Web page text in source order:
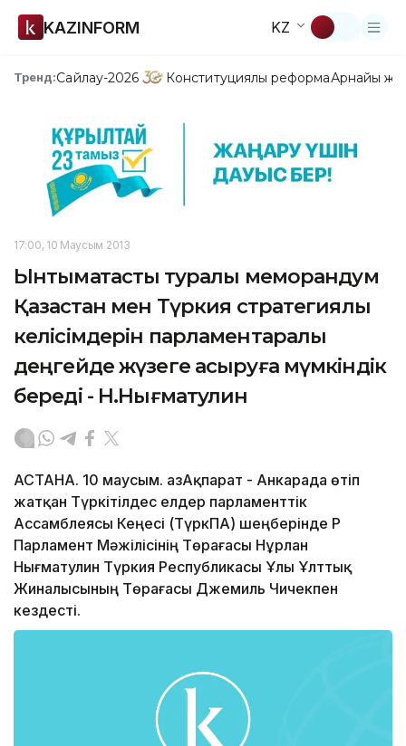
KAZINFORM KZ
Тренд:Сайлау-2026 Конституциялық реформаАрнайы
17:00, 10 Маусым 2013
Ынтымақтастық туралы меморандум
Қазақстан мен Түркия стратегиялық
келісімдерін парламентаралық
деңгейде жүзеге асыруға мүмкіндік
береді - Н.Нығматулин
АСТАНА. 10 маусым. ҚазАқпарат - Анкарада өтіп
жатқан Түркітілдес елдер парламенттік
Ассамблеясы Кеңесі (ТүркПА) шеңберінде ҚР
Парламент Мәжілісінің Төрағасы Нұрлан
Нығматулин Түркия Республикасы Ұлы Ұлттық
Жиналысының Төрағасы Джемиль Чичекпен
кездесті.